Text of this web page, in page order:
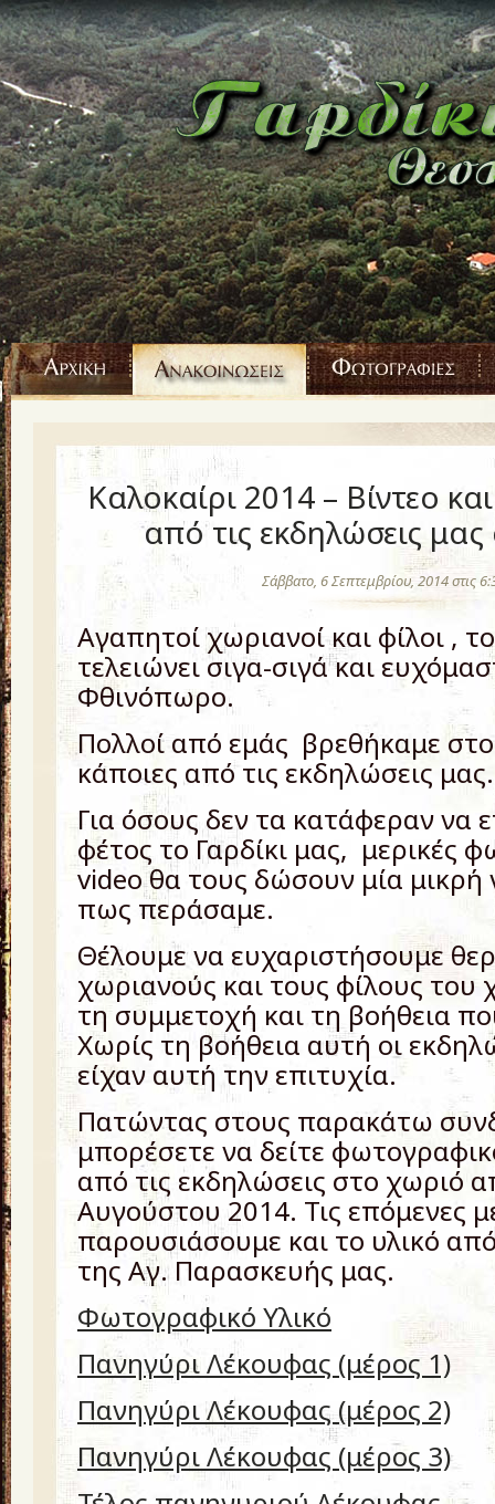
Καλοκαίρι 2014 – Βίντεο
από τις εκδηλώσεις
Σάββατο, 6 Σεπτεμβρίου, 2014 στις
Αγαπητοί χωριανοί και φίλοι ,
τελειώνει σιγα-σιγά και
Φθινόπωρο.
Πολλοί από εμάς βρεθήκαμε
κάποιες από τις εκδηλώσεις μας.
Για όσους δεν τα κατάφεραν να
φέτος το Γαρδίκι μας, μερικές
video θα τους δώσουν μία μικρή
πως περάσαμε.
Θέλουμε να ευχαριστήσουμε
χωριανούς και τους φίλους του
τη συμμετοχή και τη βοήθεια
Χωρίς τη βοήθεια αυτή οι
είχαν αυτή την επιτυχία.
Πατώντας στους παρακάτω
μπορέσετε να δείτε
από τις εκδηλώσεις στο χωριό
Αυγούστου 2014. Τις επόμενες
παρουσιάσουμε και το υλικό
της Αγ. Παρασκευής μας.
Φωτογραφικό Υλικό
Πανηγύρι Λέκουφας (μέρος 1)
Πανηγύρι Λέκουφας (μέρος 2)
Πανηγύρι Λέκουφας (μέρος 3)